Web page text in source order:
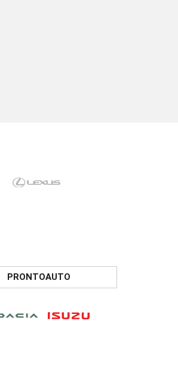
PRONTOAUTO